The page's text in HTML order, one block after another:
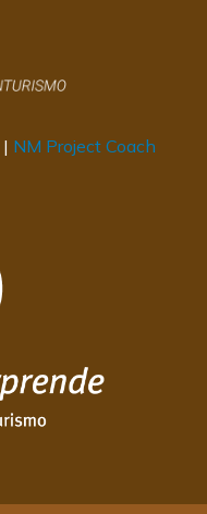
| NM Project Coach